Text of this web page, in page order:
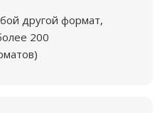
другой формат,
200